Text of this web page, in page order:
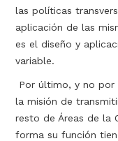
las políticas
aplicación de las
es el diseño y
variable.
Por último, y no por
la misión de
resto de Áreas de la
forma su función